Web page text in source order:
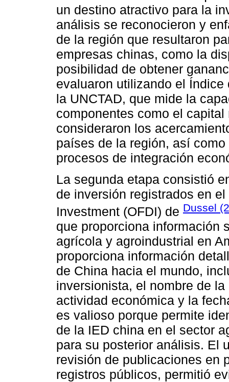
un destino atractivo para la
análisis se reconocieron y
de la región que resultaron
empresas chinas, como la
posibilidad de obtener
evaluaron utilizando el
la UNCTAD, que mide la
componentes como el
consideraron los
países de la región, así
procesos de integración
La segunda etapa consistió
de inversión registrados en
Investment (OFDI) de Dussel
que proporciona información
agrícola y agroindustrial en
proporciona información
de China hacia el mundo,
inversionista, el nombre de
actividad económica y la
es valioso porque permite
de la IED china en el sector
para su posterior análisis. El
revisión de publicaciones en
registros públicos, permitió